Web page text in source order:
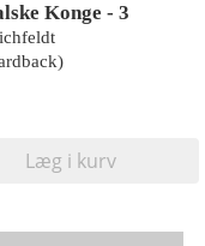
Konge - 3
Læg i kurv